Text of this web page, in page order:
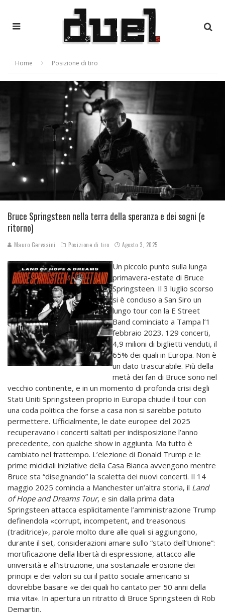
Home Posizione di tiro
Bruce Springsteen nella terra della speranza e dei sogni (e
ritorno)
Mauro Gervasini Posizione di tiro Agosto 3, 2025
Un piccolo punto sulla lunga
primavera-estate di Bruce
Springsteen. Il 3 luglio scorso
si è concluso a San Siro un
lungo tour con la E Street
Band cominciato a Tampa l’1
febbraio 2023. 129 concerti,
4,9 milioni di biglietti venduti, il
65% dei quali in Europa. Non è
un dato trascurabile. Più della
metà dei fan di Bruce sono nel
vecchio continente, e in un momento di profonda crisi degli
Stati Uniti Springsteen proprio in Europa chiude il tour con
una coda politica che forse a casa non si sarebbe potuto
permettere. Ufficialmente, le date europee del 2025
recuperavano i concerti saltati per indisposizione l’anno
precedente, con qualche show in aggiunta. Ma tutto è
cambiato nel frattempo. L’elezione di Donald Trump e le
prime micidiali iniziative della Casa Bianca avvengono mentre
Bruce sta “disegnando” la scaletta dei nuovi concerti. Il 14
maggio 2025 comincia a Manchester un’altra storia, il Land
of Hope and Dreams Tour, e sin dalla prima data
Springsteen attacca esplicitamente l’amministrazione Trump
definendola «corrupt, incompetent, and treasonous
(traditrice)», parole molto dure alle quali si aggiungono,
durante il set, considerazioni amare sullo “stato dell’Unione”:
mortificazione della libertà di espressione, attacco alle
università e all’istruzione, una sostanziale erosione dei
principi e dei valori su cui il patto sociale americano si
dovrebbe basare «e dei quali ho cantato per 50 anni della
mia vita». In apertura un ritratto di Bruce Springsteen di Rob
Demartin.